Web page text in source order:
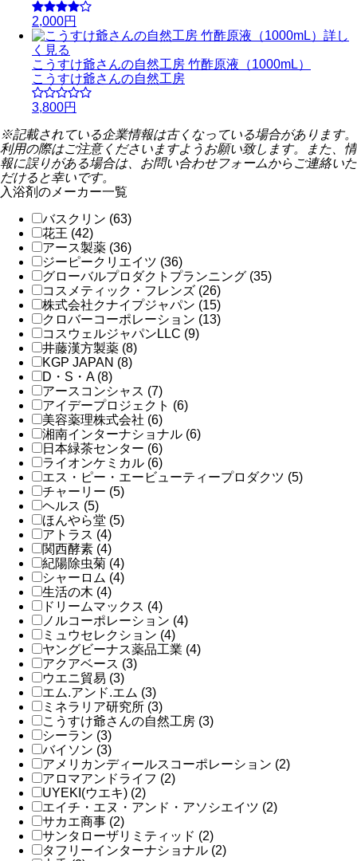
2,000円
詳し
く見る
こうすけ爺さんの自然工房 竹酢原液（1000mL）
こうすけ爺さんの自然工房
3,800円
※記載されている企業情報は古くなっている場合があります。
利用の際はご注意くださいますようお願い致します。また、情
報に誤りがある場合は、お問い合わせフォームからご連絡いた
だけると幸いです。
入浴剤のメーカー一覧
バスクリン (63)
花王 (42)
アース製薬 (36)
ジーピークリエイツ (36)
グローバルプロダクトプランニング (35)
コスメティック・フレンズ (26)
株式会社クナイプジャパン (15)
クロバーコーポレーション (13)
コスウェルジャパンLLC (9)
井藤漢方製薬 (8)
KGP JAPAN (8)
D・S・A (8)
アースコンシャス (7)
アイデープロジェクト (6)
美容薬理株式会社 (6)
湘南インターナショナル (6)
日本緑茶センター (6)
ライオンケミカル (6)
エス・ピー・エービューティープロダクツ (5)
チャーリー (5)
ヘルス (5)
ほんやら堂 (5)
アトラス (4)
関西酵素 (4)
紀陽除虫菊 (4)
シャーロム (4)
生活の木 (4)
ドリームマックス (4)
ノルコーポレーション (4)
ミュウセレクション (4)
ヤングビーナス薬品工業 (4)
アクアベース (3)
ウエニ貿易 (3)
エム.アンド.エム (3)
ミネラリア研究所 (3)
こうすけ爺さんの自然工房 (3)
シーラン (3)
バイソン (3)
アメリカンディールスコーポレーション (2)
アロマアンドライフ (2)
UYEKI(ウエキ) (2)
エイチ・エヌ・アンド・アソシエイツ (2)
サカエ商事 (2)
サンタローザリミティッド (2)
タフリーインターナショナル (2)